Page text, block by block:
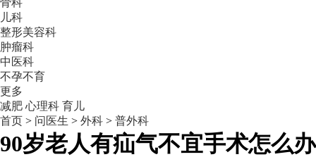
骨科
儿科
整形美容科
肿瘤科
中医科
不孕不育
更多
减肥 心理科 育儿
首页 > 问医生 > 外科 > 普外科
90岁老人有疝气不宜手术怎么办